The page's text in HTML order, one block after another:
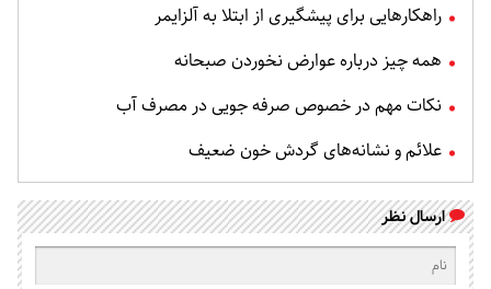
راهکارهایی برای پیشگیری از ابتلا به آلزایمر
همه چیز درباره عوارض نخوردن صبحانه
نکات مهم در خصوص صرفه جویی در مصرف آب
علائم و نشانه‌های گردش خون ضعیف
ارسال نظر